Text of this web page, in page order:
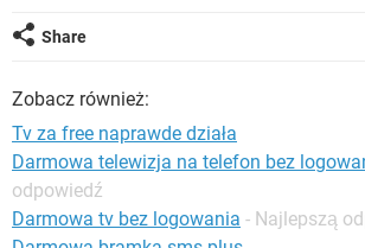
WINDOWS 10
INSTAGRAM
WINDOWS 10
Share
Zobacz również:
Tv za free naprawde działa
Darmowa telewizja na telefon bez
odpowiedź
Darmowa tv bez logowania - Najlepszą